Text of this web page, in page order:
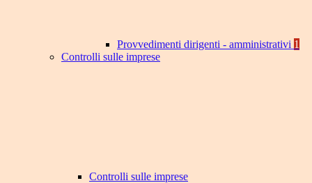
Provvedimenti dirigenti - amministrativi 1
Controlli sulle imprese
Controlli sulle imprese